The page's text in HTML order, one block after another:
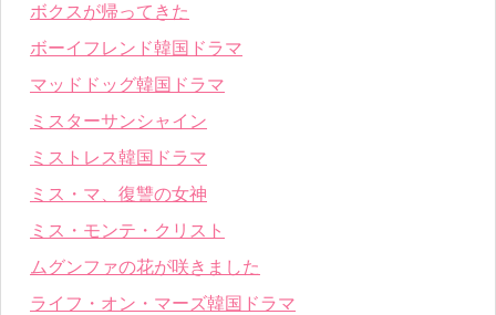
ボクスが帰ってきた
ボーイフレンド韓国ドラマ
マッドドッグ韓国ドラマ
ミスターサンシャイン
ミストレス韓国ドラマ
ミス・マ、復讐の女神
ミス・モンテ・クリスト
ムグンファの花が咲きました
ライフ・オン・マーズ韓国ドラマ